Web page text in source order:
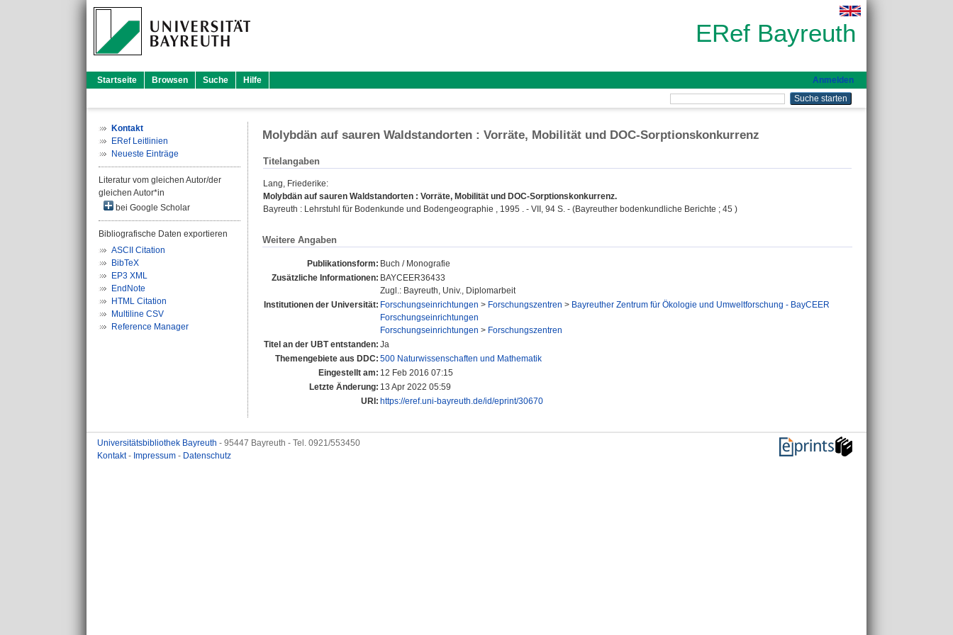
ERef Bayreuth
Startseite Browsen Suche Hilfe Anmelden
Kontakt
ERef Leitlinien
Neueste Einträge
Literatur vom gleichen Autor/der
gleichen Autor*in
bei Google Scholar
Bibliografische Daten exportieren
ASCII Citation
BibTeX
EP3 XML
EndNote
HTML Citation
Multiline CSV
Reference Manager
Molybdän auf sauren Waldstandorten : Vorräte, Mobilität und DOC-Sorptionskonkurrenz
Titelangaben
Lang, Friederike:
Molybdän auf sauren Waldstandorten : Vorräte, Mobilität und DOC-Sorptionskonkurrenz.
Bayreuth : Lehrstuhl für Bodenkunde und Bodengeographie , 1995 . - VII, 94 S. - (Bayreuther bodenkundliche Berichte ; 45 )
Weitere Angaben
Publikationsform: Buch / Monografie
Zusätzliche Informationen: BAYCEER36433
Zugl.: Bayreuth, Univ., Diplomarbeit
Institutionen der Universität: Forschungseinrichtungen > Forschungszentren > Bayreuther Zentrum für Ökologie und Umweltforschung - BayCEER
Forschungseinrichtungen
Forschungseinrichtungen > Forschungszentren
Titel an der UBT entstanden: Ja
Themengebiete aus DDC: 500 Naturwissenschaften und Mathematik
Eingestellt am: 12 Feb 2016 07:15
Letzte Änderung: 13 Apr 2022 05:59
URI: https://eref.uni-bayreuth.de/id/eprint/30670
Universitätsbibliothek Bayreuth - 95447 Bayreuth - Tel. 0921/553450
Kontakt- Impressum - Datenschutz